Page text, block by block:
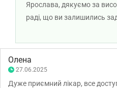
Ярослава, дякуємо за
раді, що ви залишились
лікуванням вашого сина
Костенко Нелі Сергіївни
Клименко Оксани
родині міцного здоров'я!
Олена
27.06.2025
Дуже приємний лікар, все